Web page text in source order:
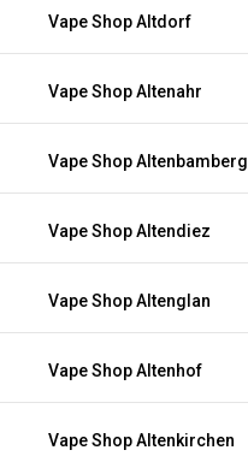
Vape Shop Altdorf
Vape Shop Altenahr
Vape Shop Altenbamberg
Vape Shop Altendiez
Vape Shop Altenglan
Vape Shop Altenhof
Vape Shop Altenkirchen